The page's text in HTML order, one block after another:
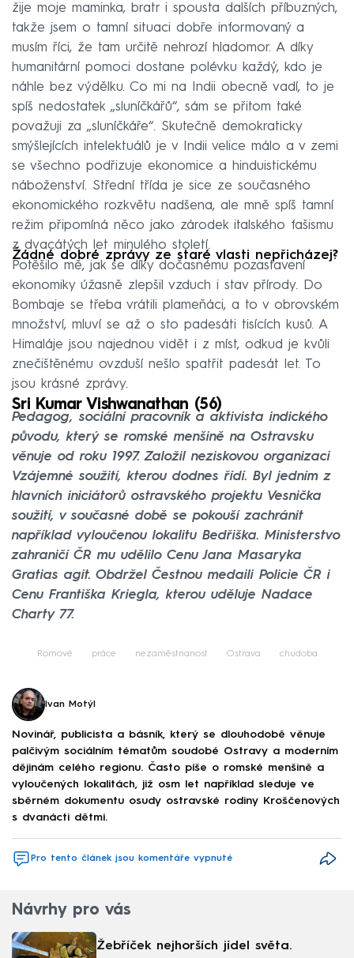
žije moje maminka, bratr i spousta dalších příbuzných,
takže jsem o tamní situaci dobře informovaný a
musím říci, že tam určitě nehrozí hladomor. A díky
humanitární pomoci dostane polévku každý, kdo je
náhle bez výdělku. Co mi na Indii obecně vadí, to je
spíš nedostatek „sluníčkářů“, sám se přitom také
považuji za „sluníčkáře“. Skutečně demokraticky
smýšlejících intelektuálů je v Indii velice málo a v zemi
se všechno podřizuje ekonomice a hinduistickému
náboženství. Střední třída je sice ze současného
ekonomického rozkvětu nadšena, ale mně spíš tamní
režim připomíná něco jako zárodek italského fašismu
z dvacátých let minulého století.
Žádné dobré zprávy ze staré vlasti nepřicházej?
Potěšilo mě, jak se díky dočasnému pozastavení
ekonomiky úžasně zlepšil vzduch i stav přírody. Do
Bombaje se třeba vrátili plameňáci, a to v obrovském
množství, mluví se až o sto padesáti tisících kusů. A
Himaláje jsou najednou vidět i z míst, odkud je kvůli
znečištěnému ovzduší nešlo spatřit padesát let. To
jsou krásné zprávy.
Sri Kumar Vishwanathan (56)
Pedagog, sociální pracovník a aktivista indického
původu, který se romské menšině na Ostravsku
věnuje od roku 1997. Založil neziskovou organizaci
Vzájemné soužití, kterou dodnes řídí. Byl jedním z
hlavních iniciátorů ostravského projektu Vesnička
soužití, v současné době se pokouší zachránit
například vyloučenou lokalitu Bedřiška. Ministerstvo
zahraničí ČR mu udělilo Cenu Jana Masaryka
Gratias agit. Obdržel Čestnou medaili Policie ČR i
Cenu Františka Kriegla, kterou uděluje Nadace
Charty 77.
Romové práce nezaměstnanost Ostrava chudoba
Ivan Motýl
Novinář, publicista a básník, který se dlouhodobě věnuje
palčivým sociálním tématům soudobé Ostravy a moderním
dějinám celého regionu. Často píše o romské menšině a
vyloučených lokalitách, již osm let například sleduje ve
sběrném dokumentu osudy ostravské rodiny Kroščenových
s dvanácti dětmi.
Pro tento článek jsou komentáře vypnuté
Návrhy pro vás
Žebříček nejhorších jídel světa.